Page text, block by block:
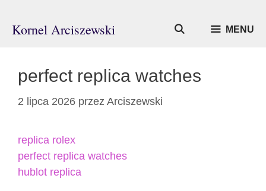
Kornel Arciszewski MENU
perfect replica watches
2 lipca 2026 przez Arciszewski
replica rolex
perfect replica watches
hublot replica